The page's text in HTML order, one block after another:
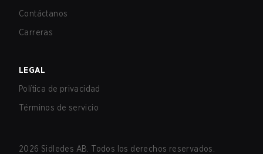
Contáctanos
Carreras
LEGAL
Política de privacidad
Términos de servicio
2026 Sidledes AB. Todos los derechos reservados.